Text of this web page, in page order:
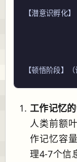
【潜意识孵化
工作记忆的
人类前额
作记忆容
理4-7个信